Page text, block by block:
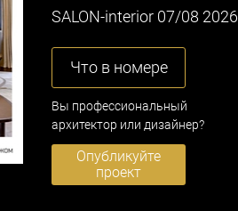
SALON-interior 07/08 2026
Что в номере
Вы профессиональный
архитектор или дизайнер?
Опубликуйте
проект